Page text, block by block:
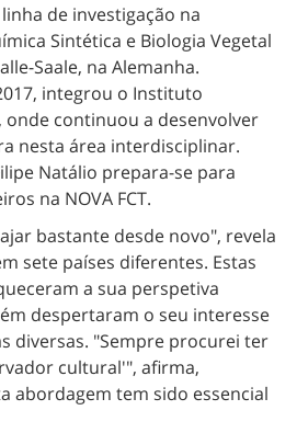
de investigação na
Sintética e Biologia Vegetal
Saale, na Alemanha.
integrou o Instituto
onde continuou a desenvolver
nesta área interdisciplinar.
Natálio prepara-se para
na NOVA FCT.
bastante desde novo", revela
sete países diferentes. Estas
a sua perspetiva
despertaram o seu interesse
diversas. "Sempre procurei ter
cultural'", afirma,
abordagem tem sido essencial